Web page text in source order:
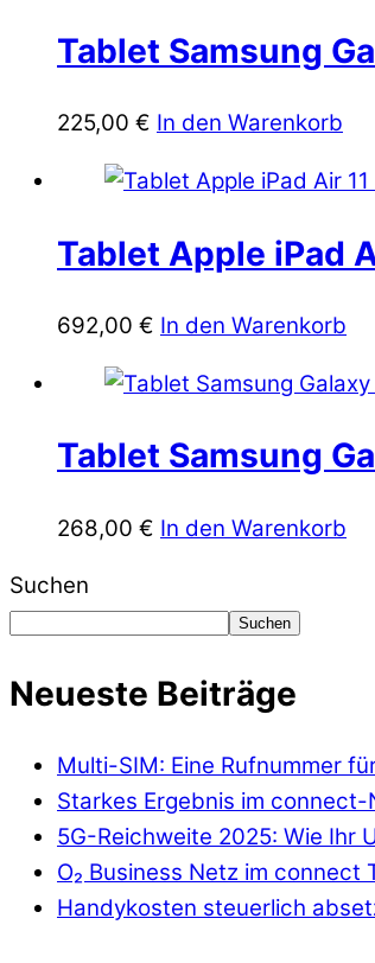
Tablet Samsung
225,00 € In den Warenkorb
Tablet Apple iPad
692,00 € In den Warenkorb
Tablet Samsung
268,00 € In den Warenkorb
Suchen
Suchen
Neueste Beiträge
Multi-SIM: Eine Rufnummer
Starkes Ergebnis im
5G-Reichweite 2025: Wie Ihr
O₂ Business Netz im connect
Handykosten steuerlich